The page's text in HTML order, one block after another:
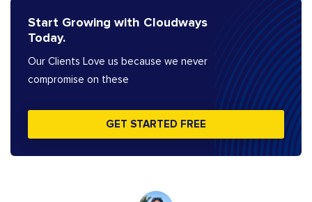
Start Growing with Cloudways
Today.
Our Clients Love us because we never
compromise on these
GET STARTED FREE